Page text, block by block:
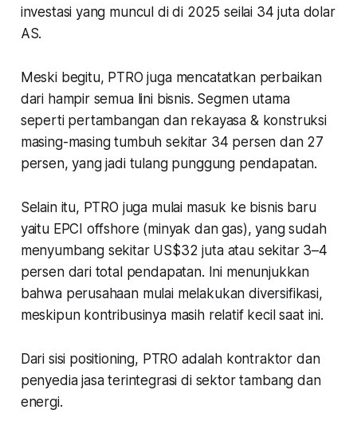
investasi yang muncul di di 2025 seilai 34 juta dolar
AS.
Meski begitu, PTRO juga mencatatkan perbaikan
dari hampir semua lini bisnis. Segmen utama
seperti pertambangan dan rekayasa & konstruksi
masing-masing tumbuh sekitar 34 persen dan 27
persen, yang jadi tulang punggung pendapatan.
Selain itu, PTRO juga mulai masuk ke bisnis baru
yaitu EPCI offshore (minyak dan gas), yang sudah
menyumbang sekitar US$32 juta atau sekitar 3–4
persen dari total pendapatan. Ini menunjukkan
bahwa perusahaan mulai melakukan diversifikasi,
meskipun kontribusinya masih relatif kecil saat ini.
Dari sisi positioning, PTRO adalah kontraktor dan
penyedia jasa terintegrasi di sektor tambang dan
energi.